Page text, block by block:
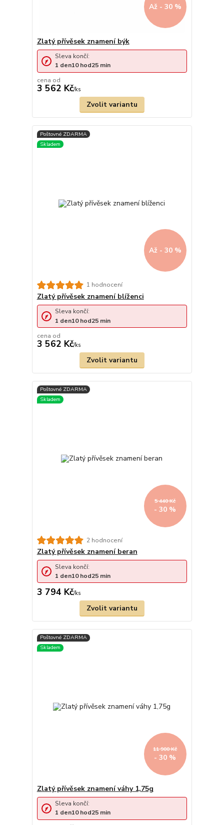
Až - 30 %
Zlatý přívěsek znamení býk
cena od
3 562 Kč/ks
Sleva končí:
1 den10hod25 min
Zvolit variantu
Až - 30 %
1 hodnocení
Zlatý přívěsek znamení blíženci
cena od
3 562 Kč/ks
Sleva končí:
1 den10hod25 min
Zvolit variantu
5 440 Kč
- 30 %
2 hodnocení
Zlatý přívěsek znamení beran
3 794 Kč/ks
Sleva končí:
1 den10hod25 min
Zvolit variantu
11 900 Kč
- 30 %
Zlatý přívěsek znamení váhy 1,75g
Sleva končí:
1 den10hod25 min